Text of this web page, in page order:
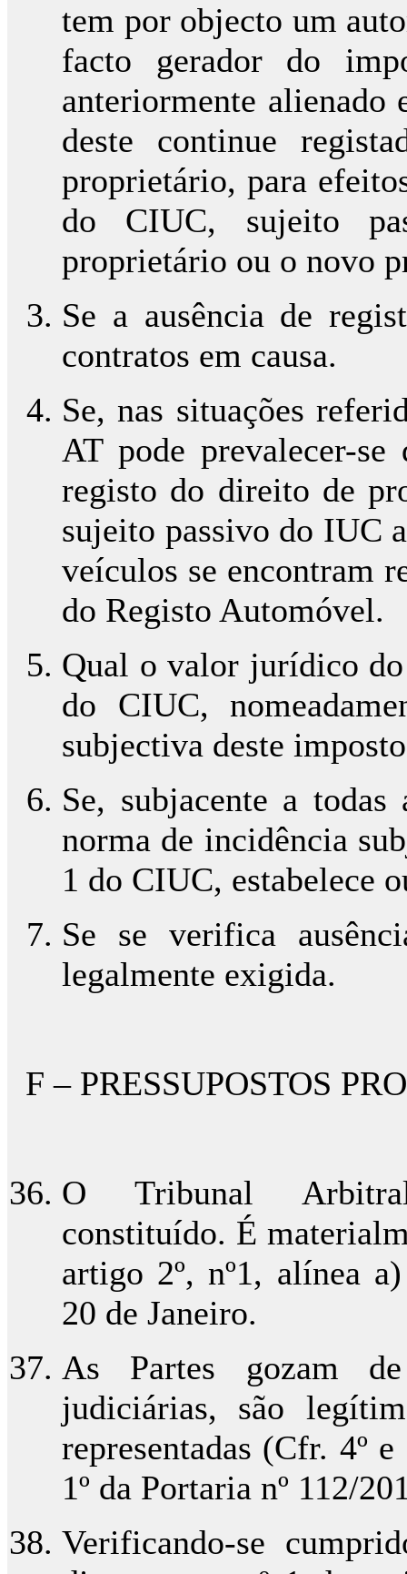
tem por objecto um
facto gerador do
anteriormente alienado
deste continue
proprietário, para
do CIUC, sujeito
proprietário ou o novo
Se a ausência de
contratos em causa.
Se, nas situações
AT pode prevalecer-se
registo do direito de
sujeito passivo do IUC
veículos se encontram
do Registo Automóvel.
Qual o valor jurídico
do CIUC,
subjectiva deste
Se, subjacente a todas
norma de incidência
1 do CIUC, estabelece
Se se verifica
legalmente exigida.
F – PRESSUPOSTOS
O Tribunal Arbitral
constituído. É
artigo 2º, nº1, alínea
20 de Janeiro.
As Partes gozam de
judiciárias, são
representadas (Cfr. 4º
1º da Portaria nº 112/
Verificando-se